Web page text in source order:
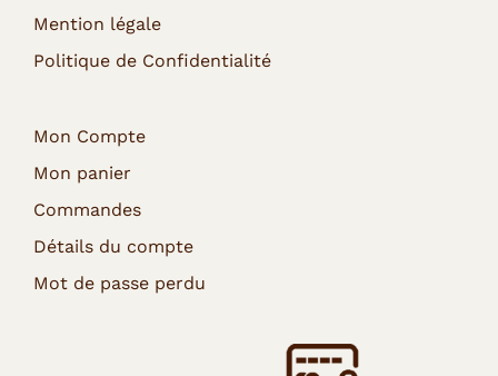
Mention légale
Politique de Confidentialité
Mon Compte
Mon panier
Commandes
Détails du compte
Mot de passe perdu